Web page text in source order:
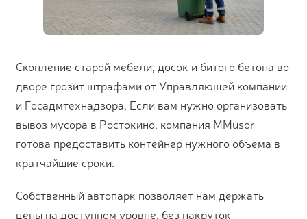
Скопление старой мебели, досок и битого бетона во
дворе грозит штрафами от Управляющей компании
и Госадмтехнадзора. Если вам нужно организовать
вывоз мусора в Ростокино, компания MMusor
готова предоставить контейнер нужного объема в
кратчайшие сроки.
Собственный автопарк позволяет нам держать
цены на доступном уровне, без накруток